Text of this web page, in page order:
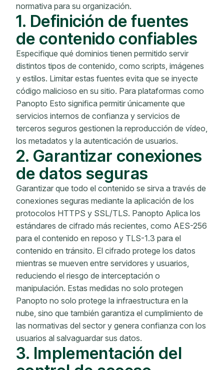
normativa para su organización.
1. Definición de fuentes
de contenido confiables
Especifique qué dominios tienen permitido servir
distintos tipos de contenido, como scripts, imágenes
y estilos. Limitar estas fuentes evita que se inyecte
código malicioso en su sitio. Para plataformas como
Panopto Esto significa permitir únicamente que
servicios internos de confianza y servicios de
terceros seguros gestionen la reproducción de vídeo,
los metadatos y la autenticación de usuarios.
2. Garantizar conexiones
de datos seguras
Garantizar que todo el contenido se sirva a través de
conexiones seguras mediante la aplicación de los
protocolos HTTPS y SSL/TLS. Panopto Aplica los
estándares de cifrado más recientes, como AES-256
para el contenido en reposo y TLS-1.3 para el
contenido en tránsito. El cifrado protege los datos
mientras se mueven entre servidores y usuarios,
reduciendo el riesgo de interceptación o
manipulación. Estas medidas no solo protegen
Panopto no solo protege la infraestructura en la
nube, sino que también garantiza el cumplimiento de
las normativas del sector y genera confianza con los
usuarios al salvaguardar sus datos.
3. Implementación del